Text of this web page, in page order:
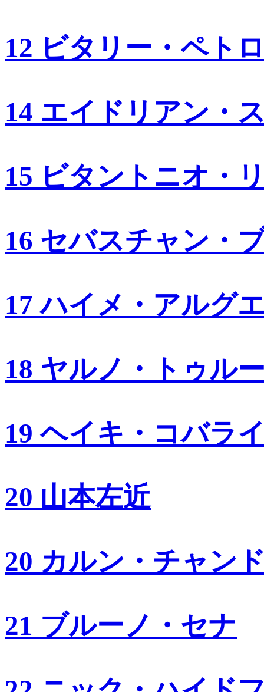
12 ビタリー・ペト
14 エイドリアン・
15 ビタントニオ・
16 セバスチャン・
17 ハイメ・アルグ
18 ヤルノ・トゥル
19 ヘイキ・コバラ
20 山本左近
20 カルン・チャン
21 ブルーノ・セナ